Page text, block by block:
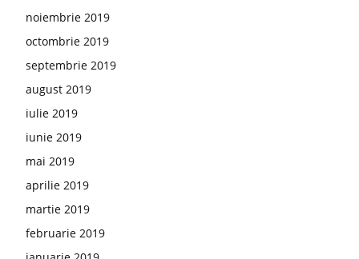
noiembrie 2019
octombrie 2019
septembrie 2019
august 2019
iulie 2019
iunie 2019
mai 2019
aprilie 2019
martie 2019
februarie 2019